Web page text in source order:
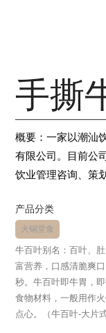
手撕
概要：一家以潮汕饮食文化为灵魂，牛肉为载体的餐饮管理
有限公司。目前公
饮业管理咨询、策
产品分类
火锅堂食
牛百叶别名：百叶、
富营养，口感清脆爽
秒。牛百叶即牛胃，
食物材料，一般用作
点心。（牛百叶-大片式